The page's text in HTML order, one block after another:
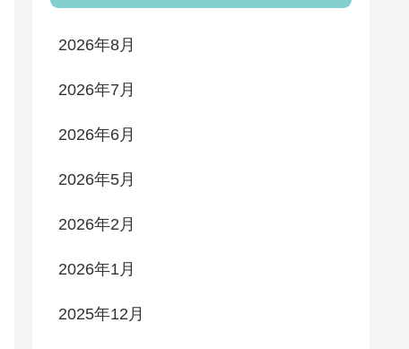
2026年8月
2026年7月
2026年6月
2026年5月
2026年2月
2026年1月
2025年12月